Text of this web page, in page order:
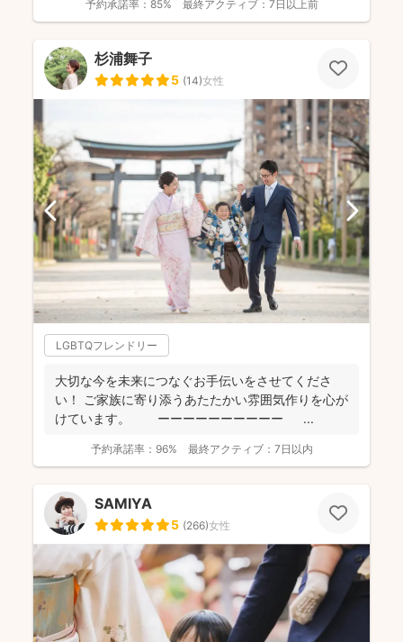
予約承諾率： 85% 最終アクティブ： 7日以上前
杉浦舞子
5 (14)女性
LGBTQフレンドリー
大切な今を未来につなぐお手伝いをさせてくださ
い！ ご家族に寄り添うあたたかい雰囲気作りを心が
けています。 ーーーーーーーーーー ...
予約承諾率： 96% 最終アクティブ： 7日以内
SAMIYA
5 (266)女性